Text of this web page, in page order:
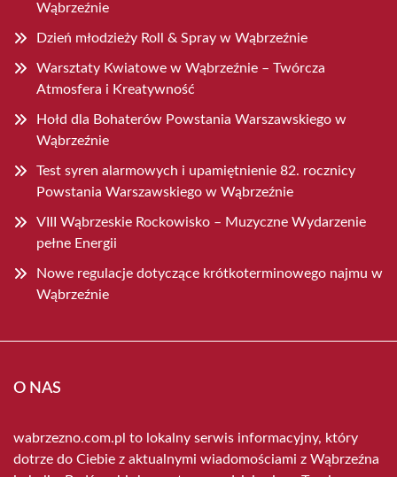
Wąbrzeźnie
Dzień młodzieży Roll & Spray w Wąbrzeźnie
Warsztaty Kwiatowe w Wąbrzeźnie – Twórcza
Atmosfera i Kreatywność
Hołd dla Bohaterów Powstania Warszawskiego w
Wąbrzeźnie
Test syren alarmowych i upamiętnienie 82. rocznicy
Powstania Warszawskiego w Wąbrzeźnie
VIII Wąbrzeskie Rockowisko – Muzyczne Wydarzenie
pełne Energii
Nowe regulacje dotyczące krótkoterminowego najmu w
Wąbrzeźnie
O NAS
wabrzezno.com.pl to lokalny serwis informacyjny, który
dotrze do Ciebie z aktualnymi wiadomościami z Wąbrzeźna